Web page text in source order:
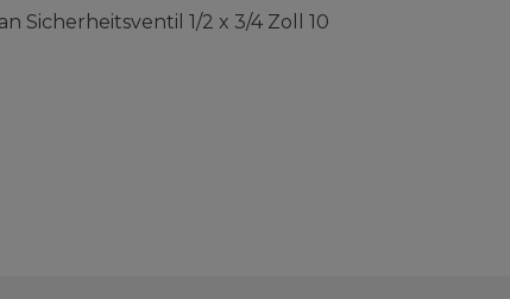
Sicherheitsventil 1/2 x 3/4 Zoll 10